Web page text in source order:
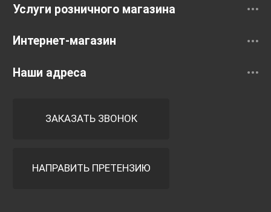
Услуги розничного магазина
Интернет-магазин
Наши адреса
ЗАКАЗАТЬ ЗВОНОК
НАПРАВИТЬ ПРЕТЕНЗИЮ